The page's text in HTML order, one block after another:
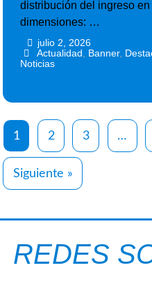
distribución del ingreso en
dimensiones: …
julio 2, 2026
Actualidad Banner,
Noticias
1 2 3 …
Siguiente »
REDES